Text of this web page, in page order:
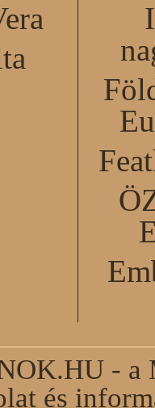
- a
és